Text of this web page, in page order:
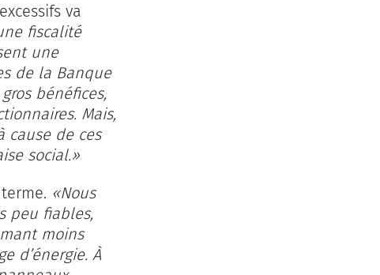
va
fiscalité
une
de la Banque
bénéfices,
Mais,
cause de ces
social.»
«Nous
peu fiables,
moins
d’énergie. À